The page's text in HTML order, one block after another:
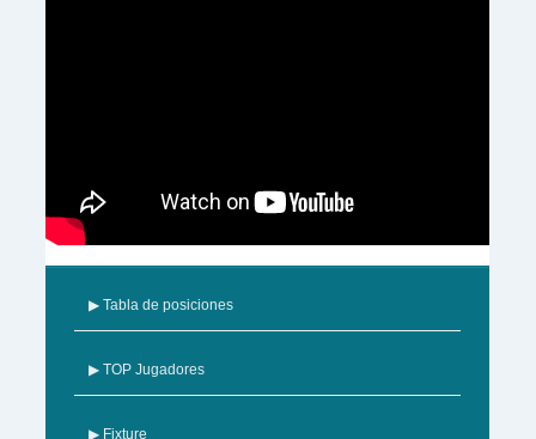
▶ Tabla de posiciones
▶ TOP Jugadores
▶ Fixture